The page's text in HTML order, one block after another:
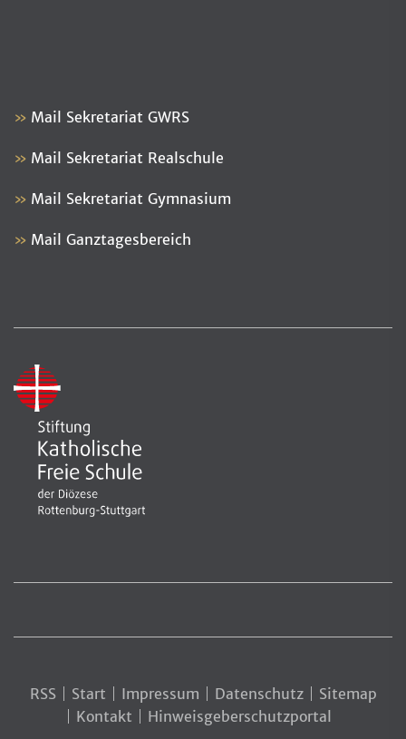
Mail Sekretariat GWRS
Mail Sekretariat Realschule
Mail Sekretariat Gymnasium
Mail Ganztagesbereich
RSS Start Impressum Datenschutz
Sitemap
Kontakt
Hinweisgeberschutzportal